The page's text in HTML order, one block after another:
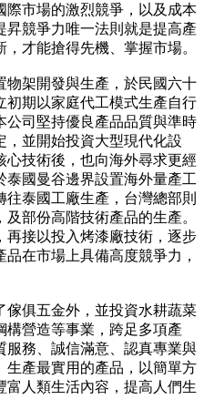
際市場的激烈競爭，以及成本
昇競爭力唯一法則就是提高產
才能搶得先機、掌握市場。
物架開發與生產，於民國六十
初期以家庭代工模式生產自行
公司堅持優良產品品質與準時
，並開始投資大型現代化設
技術後，也向海外尋求更經
國曼谷邊界設置海外量產工
泰國工廠生產，台灣總部則
部份高階技術產品的生產。
再接以投入烤漆廠技術，逐步
在市場上具備高度競爭力，
傢俱五金外，並投資水耕蔬菜
構營造等事業，跨足多項產
服務、誠信滿意、認真專業與
生產最實用的產品，以簡單方
人類生活內容，提高人們生